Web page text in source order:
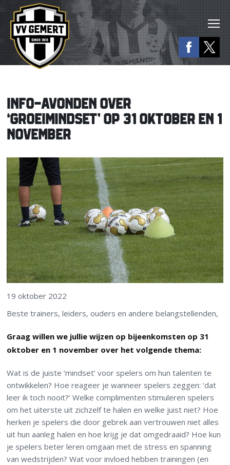
INFO-AVONDEN OVER
‘GROEIMINDSET’ OP 31 OKTOBER EN 1
NOVEMBER
19 oktober 2022
Beste trainers, leiders, ouders en andere belangstellenden,
Graag willen we jullie wijzen op bijeenkomsten op 31
oktober en 1 november over het volgende thema:
Wat is de juiste ‘mindset’ voor spelers om hun talenten te
ontwikkelen? Hoe reageer je wanneer spelers zeggen: ‘dat
leer ik toch nooit?’ Welke complimenten stimuleren spelers
om het uiterste uit zichzelf te halen en welke juist niet? Hoe
herken je spelers die door gebrek aan vertrouwen niet alles
uit hun aanleg halen en hoe krijg je dat omgedraaid? Hoe kun
je spelers beter leren omgaan met de stress en spanning
van wedstrijden? Wat voor invloed hebben trainingen (en